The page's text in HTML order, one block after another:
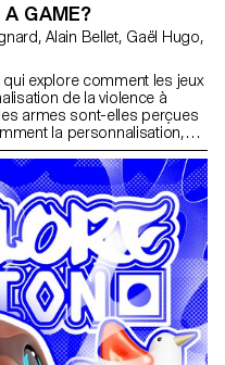
GAME?
explore comment les jeux
de la violence à
armes sont-elles perçues
la personnalisation,
l’acte de tuer satisfaisant ?
dans un jeu vidéo ? Et
à la violence ? Dans ces
l’oubli, l’hostilité, tout est
série de scènes de combat
invite le spectateur à
systèmes qui
ludique.